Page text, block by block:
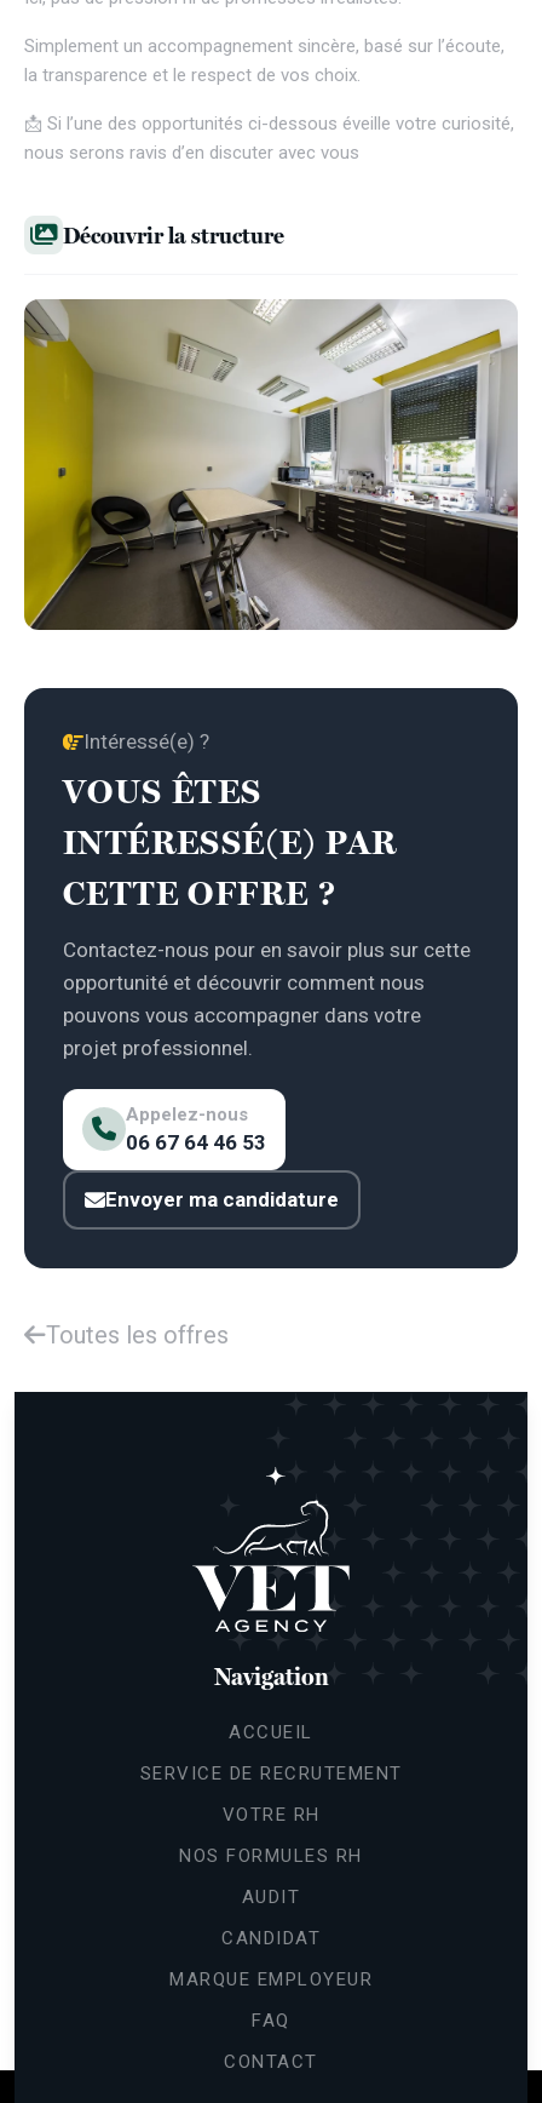
Simplement un accompagnement sincère, basé sur l’écoute,
la transparence et le respect de vos choix.
📩 Si l’une des opportunités ci-dessous éveille votre curiosité,
nous serons ravis d’en discuter avec vous
Découvrir la structure
Intéressé(e) ?
VOUS ÊTES
INTÉRESSÉ(E) PAR
CETTE OFFRE ?
Contactez-nous pour en savoir plus sur cette
opportunité et découvrir comment nous
pouvons vous accompagner dans votre
projet professionnel.
Appelez-nous
06 67 64 46 53
Envoyer ma candidature
Toutes les offres
Navigation
ACCUEIL
SERVICE DE RECRUTEMENT
VOTRE RH
NOS FORMULES RH
AUDIT
CANDIDAT
MARQUE EMPLOYEUR
FAQ
CONTACT